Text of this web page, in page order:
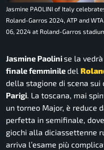
Jasmine PAOLINI of Italy
Roland-Garros 2024, ATP and
06, 2024 at Roland-Garros
Jasmine Paolinise la
finale femminile del
della stagione di scena sui
Parigi. La toscana, mai
un torneo Major, è reduce
perfetta in semifinale,
giochi alla diciassettenne
arriva l’esame più